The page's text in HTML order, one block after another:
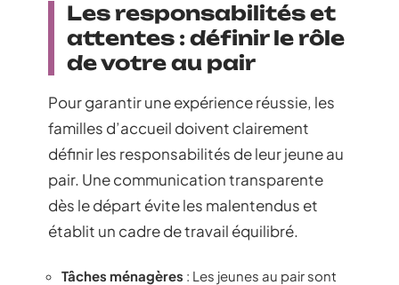
Les responsabilités et
attentes : définir le rôle
de votre au pair
Pour garantir une expérience réussie, les
familles d’accueil doivent clairement
définir les responsabilités de leur jeune au
pair. Une communication transparente
dès le départ évite les malentendus et
établit un cadre de travail équilibré.
Tâches ménagères : Les jeunes au pair sont